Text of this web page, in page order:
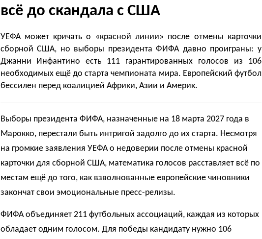
всё до скандала с США
УЕФА может кричать о «красной линии» после отмены карточки
сборной США, но выборы президента ФИФА давно проиграны: у
Джанни Инфантино есть 111 гарантированных голосов из 106
необходимых ещё до старта чемпионата мира. Европейский футбол
бессилен перед коалицией Африки, Азии и Америк.
Выборы президента ФИФА, назначенные на 18 марта 2027 года в
Марокко, перестали быть интригой задолго до их старта. Несмотря
на громкие заявления УЕФА о недоверии после отмены красной
карточки для сборной США, математика голосов расставляет всё по
местам ещё до того, как взволнованные европейские чиновники
закончат свои эмоциональные пресс-релизы.
ФИФА объединяет 211 футбольных ассоциаций, каждая из которых
обладает одним голосом. Для победы кандидату нужно 106